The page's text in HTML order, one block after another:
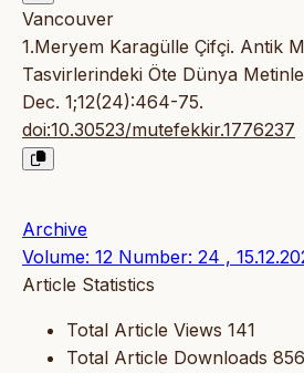
Vancouver
1.Meryem Karagülle Çifçi. Antik
Tasvirlerindeki Öte Dünya
Dec. 1;12(24):464-75.
doi:10.30523/mutefekkir.1776237
Archive
Volume: 12 Number: 24 ,
Article Statistics
Total Article Views 141
Total Article Downloads 856